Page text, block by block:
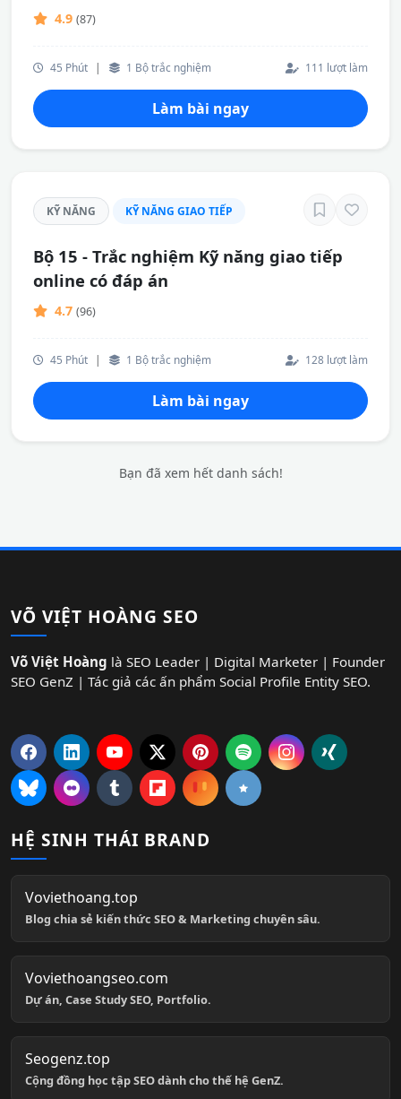
4.9 (87)
45 Phút | 1 Bộ trắc nghiệm 111 lượt làm
Làm bài ngay
KỸ NĂNG KỸ NĂNG GIAO TIẾP
Bộ 15 - Trắc nghiệm Kỹ năng giao tiếp
online có đáp án
4.7 (96)
45 Phút | 1 Bộ trắc nghiệm 128 lượt làm
Làm bài ngay
Bạn đã xem hết danh sách!
VÕ VIỆT HOÀNG SEO
Võ Việt Hoàng là SEO Leader | Digital Marketer | Founder
SEO GenZ | Tác giả các ấn phẩm Social Profile Entity SEO.
HỆ SINH THÁI BRAND
Voviethoang.top
Blog chia sẻ kiến thức SEO & Marketing chuyên sâu.
Voviethoangseo.com
Dự án, Case Study SEO, Portfolio.
Seogenz.top
Cộng đồng học tập SEO dành cho thế hệ GenZ.